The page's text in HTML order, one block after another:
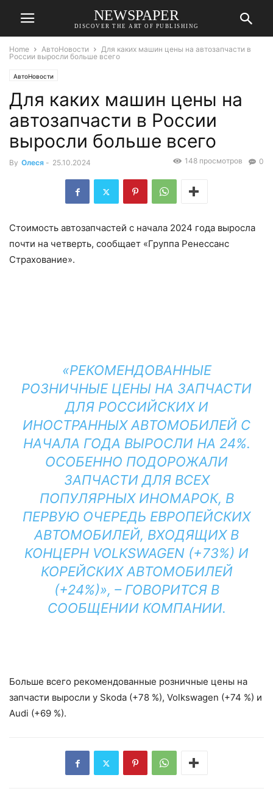
NEWSPAPER
DISCOVER THE ART OF PUBLISHING
Home АвтоНовости
Для каких машин цены на автозапчасти в
России выросли больше всего
АвтоНовости
Для каких машин цены на
автозапчасти в России
выросли больше всего
By Олеся - 25.10.2024 0
148 просмотров
Стоимость автозапчастей с начала 2024 года выросла
почти на четверть, сообщает «Группа Ренессанс
Страхование».
«РЕКОМЕНДОВАННЫЕ
РОЗНИЧНЫЕ ЦЕНЫ НА ЗАПЧАСТИ
ДЛЯ РОССИЙСКИХ И
ИНОСТРАННЫХ АВТОМОБИЛЕЙ С
НАЧАЛА ГОДА ВЫРОСЛИ НА 24%.
ОСОБЕННО ПОДОРОЖАЛИ
ЗАПЧАСТИ ДЛЯ ВСЕХ
ПОПУЛЯРНЫХ ИНОМАРОК, В
ПЕРВУЮ ОЧЕРЕДЬ ЕВРОПЕЙСКИХ
АВТОМОБИЛЕЙ, ВХОДЯЩИХ В
КОНЦЕРН VOLKSWAGEN (+73%) И
КОРЕЙСКИХ АВТОМОБИЛЕЙ
(+24%)», – ГОВОРИТСЯ В
СООБЩЕНИИ КОМПАНИИ.
Больше всего рекомендованные розничные цены на
запчасти выросли у Skoda (+78 %), Volkswagen (+74 %) и
Audi (+69 %).